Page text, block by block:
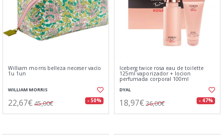
William morris belleza neceser vacío
1u 1un
WILLIAM MORRIS
22,67€ 45,00€ - 50%
Iceberg twice rosa eau de toilette
125ml vaporizador + locion
perfumada corporal 100ml
DYAL
18,97€ 36,00€ - 47%